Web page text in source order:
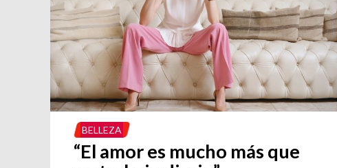
BELLEZA
“El amor es mucho más que